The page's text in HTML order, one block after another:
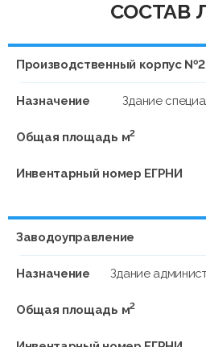
СОСТАВ
Производственный корпус №2
Назначение Здание
Общая площадь м2
Инвентарный номер ЕГРНИ
Заводоуправление
Назначение Здание
Общая площадь м2